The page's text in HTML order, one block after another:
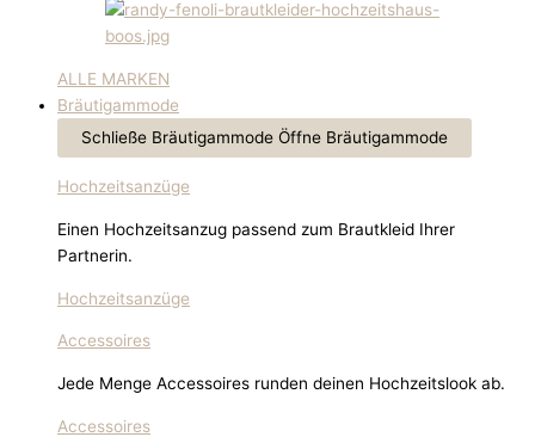
ALLE MARKEN
Bräutigammode
Schließe Bräutigammode Öffne Bräutigammode
Hochzeitsanzüge
Einen Hochzeitsanzug passend zum Brautkleid Ihrer
Partnerin.
Hochzeitsanzüge
Accessoires
Jede Menge Accessoires runden deinen Hochzeitslook ab.
Accessoires